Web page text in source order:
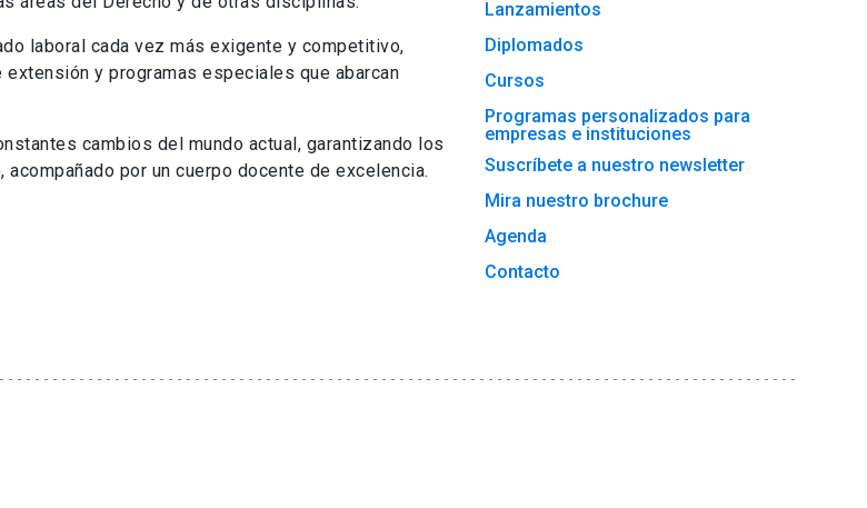
laboral cada vez más exigente y competitivo,
y programas especiales que abarcan
cambios del mundo actual, garantizando los
por un cuerpo docente de excelencia.
Lanzamientos
Diplomados
Cursos
Programas personalizados para
empresas e instituciones
Suscríbete a nuestro newsletter
Mira nuestro brochure
Agenda
Contacto